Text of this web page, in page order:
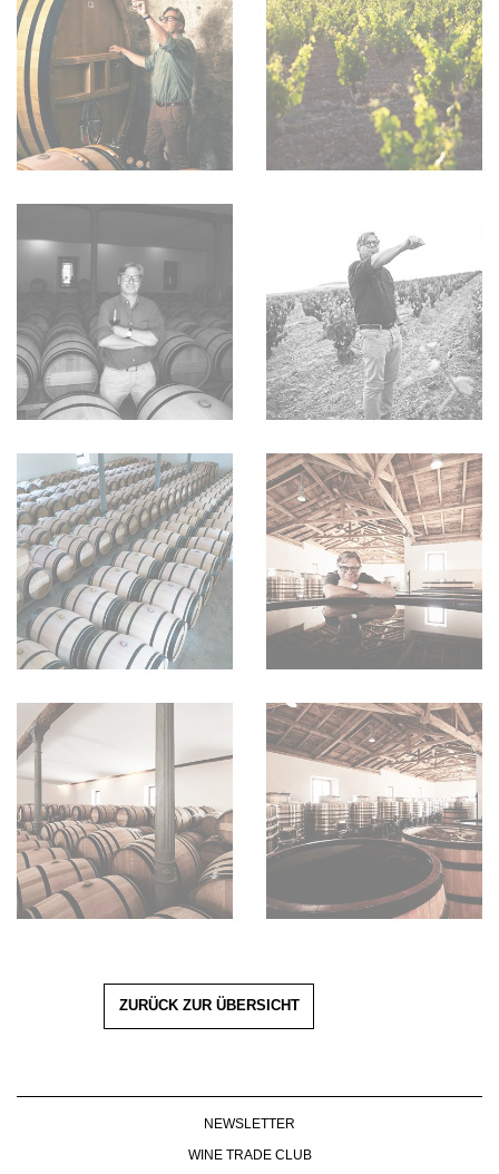
ZURÜCK ZUR ÜBERSICHT
NEWSLETTER
WINE TRADE CLUB